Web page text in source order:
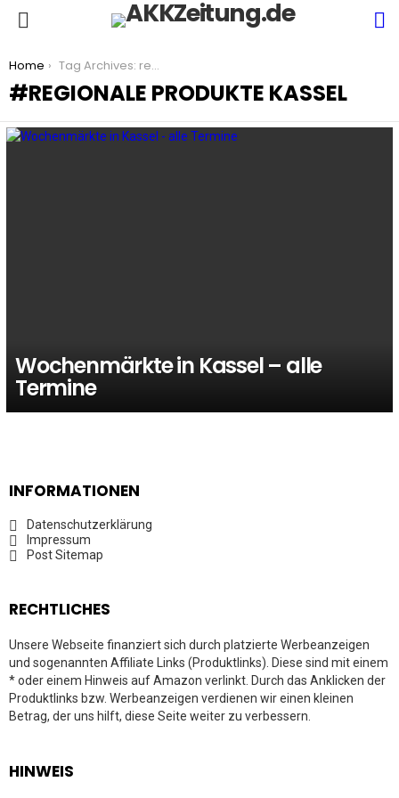
You are here:
Home Tag Archives: regionale Produkte Kassel
REGIONALE PRODUKTE KASSEL
Wochenmärkte in Kassel – alle
Termine
INFORMATIONEN
Datenschutzerklärung
Impressum
Post Sitemap
RECHTLICHES
Unsere Webseite finanziert sich durch platzierte Werbeanzeigen
und sogenannten Affiliate Links (Produktlinks). Diese sind mit einem
* oder einem Hinweis auf Amazon verlinkt. Durch das Anklicken der
Produktlinks bzw. Werbeanzeigen verdienen wir einen kleinen
Betrag, der uns hilft, diese Seite weiter zu verbessern.
HINWEIS